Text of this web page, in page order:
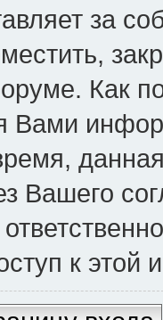
за
Как
Вами
Вашего
к